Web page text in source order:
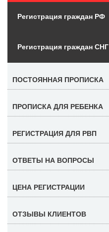
Регистрация граждан РФ
Регистрация граждан СНГ
ПОСТОЯННАЯ ПРОПИСКА
ПРОПИСКА ДЛЯ РЕБЕНКА
РЕГИСТРАЦИЯ ДЛЯ РВП
ОТВЕТЫ НА ВОПРОСЫ
ЦЕНА РЕГИСТРАЦИИ
ОТЗЫВЫ КЛИЕНТОВ